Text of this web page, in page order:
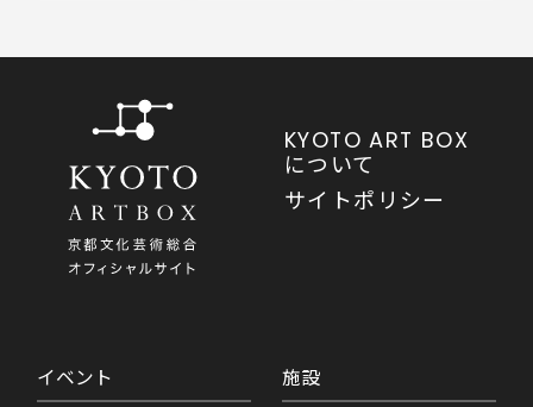
KYOTO ART BOX
について
サイトポリシー
イベント 施設